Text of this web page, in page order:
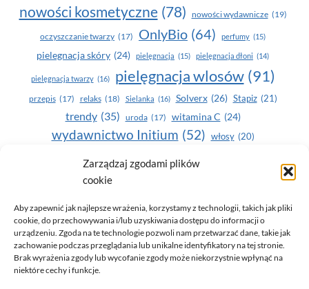
Zarządzaj zgodami plików
cookie
Aby zapewnić jak najlepsze wrażenia, korzystamy z technologii, takich jak pliki
cookie, do przechowywania i/lub uzyskiwania dostępu do informacji o
urządzeniu. Zgoda na te technologie pozwoli nam przetwarzać dane, takie jak
zachowanie podczas przeglądania lub unikalne identyfikatory na tej stronie.
Brak wyrażenia zgody lub wycofanie zgody może niekorzystnie wpłynąć na
niektóre cechy i funkcje.
nowości kosmetyczne (78) nowości wydawnicze (19)
oczyszczanie twarzy (17) OnlyBio (64) perfumy (15)
pielegnacja skóry (24) pielęgnacja (15) pielęgnacja dłoni (14)
pielęgnacja twarzy (16) pielęgnacja wlosów (91)
przepis (17) relaks (18) Sielanka (16) Solverx (26) Stapiz (21)
trendy (35) uroda (17) witamina C (24)
wydawnictwo Initium (52) włosy (20)
Yasumi(164) zdrowe zęby
zdrowie